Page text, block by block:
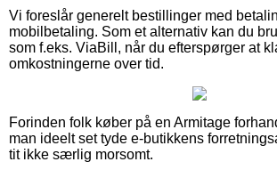
Vi foreslår generelt bestillinger med
mobilbetaling. Som et alternativ kan du
som f.eks. ViaBill, når du efterspørger at
omkostningerne over tid.
Forinden folk køber på en Armitage
man ideelt set tyde e-butikkens
tit ikke særlig morsomt.